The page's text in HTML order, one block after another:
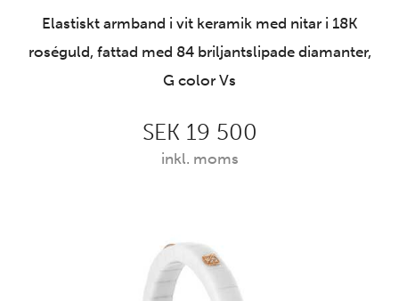
Elastiskt armband i vit keramik med nitar i 18K
roséguld, fattad med 84 briljantslipade diamanter,
G color Vs
SEK 19 500
inkl. moms